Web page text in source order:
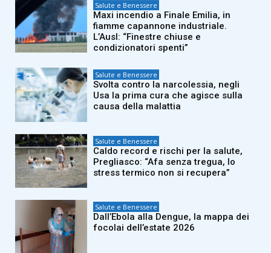
Salute e Benessere
Maxi incendio a Finale Emilia, in
fiamme capannone industriale.
L’Ausl: “Finestre chiuse e
condizionatori spenti”
Salute e Benessere
Svolta contro la narcolessia, negli
Usa la prima cura che agisce sulla
causa della malattia
Salute e Benessere
Caldo record e rischi per la salute,
Pregliasco: “Afa senza tregua, lo
stress termico non si recupera”
Salute e Benessere
Dall’Ebola alla Dengue, la mappa dei
focolai dell’estate 2026